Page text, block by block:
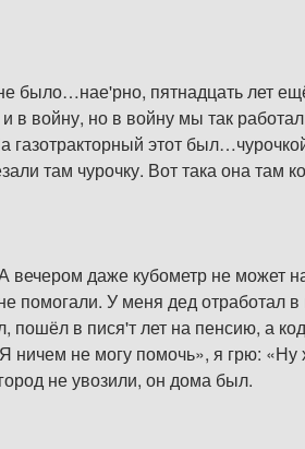
было…нае'рно, пятнадцать лет
в войну, но в войну мы так
газотракторный этот
там чурочку. Вот така она там
даже кубометр не может
помогали. У меня дед отработал
пошёл в пися'т лет на пенсию, а
ничем не могу помочь», я грю:
не увозили, он дома был.